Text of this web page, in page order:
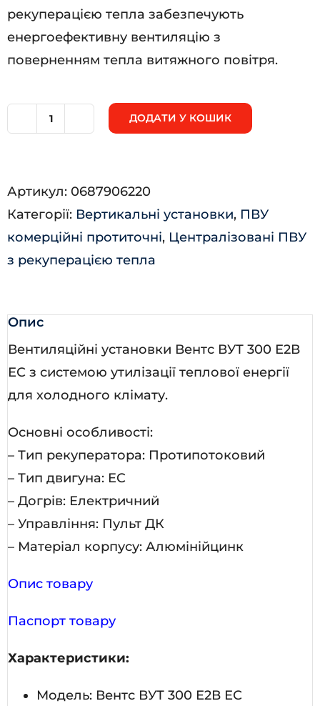
рекуперацією тепла забезпечують
енергоефективну вентиляцію з
поверненням тепла витяжного повітря.
Е2В
ЕС
кількість
ДОДАТИ У КОШИК
Артикул: 0687906220
Категорії: Вертикальні установки, ПВУ
комерційні протиточні, Централізовані ПВУ
з рекуперацією тепла
Опис
Вентиляційні установки Вентс ВУТ 300 Е2В
ЕС з системою утилізації теплової енергії
для холодного клімату.
Основні особливості:
– Тип рекуператора: Протипотоковий
– Тип двигуна: EC
– Догрів: Електричний
– Управління: Пульт ДК
– Матеріал корпусу: Алюмінійцинк
Опис товару
Паспорт товару
Характеристики:
Модель: Вентс ВУТ 300 Е2В ЕС